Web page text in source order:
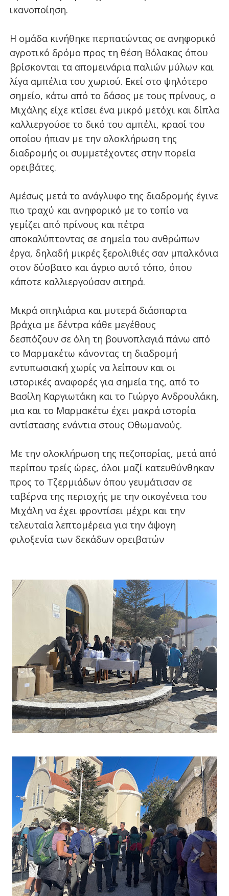
ικανοποίηση.
Η ομάδα κινήθηκε περπατώντας σε ανηφορικό
αγροτικό δρόμο προς τη θέση Βόλακας όπου
βρίσκονται τα απομεινάρια παλιών μύλων και
λίγα αμπέλια του χωριού. Εκεί στο ψηλότερο
σημείο, κάτω από το δάσος με τους πρίνους, ο
Μιχάλης είχε κτίσει ένα μικρό μετόχι και δίπλα
καλλιεργούσε το δικό του αμπέλι, κρασί του
οποίου ήπιαν με την ολοκλήρωση της
διαδρομής οι συμμετέχοντες στην πορεία
ορειβάτες.
Αμέσως μετά το ανάγλυφο της διαδρομής έγινε
πιο τραχύ και ανηφορικό με το τοπίο να
γεμίζει από πρίνους και πέτρα
αποκαλύπτοντας σε σημεία του ανθρώπων
έργα, δηλαδή μικρές ξερολιθιές σαν μπαλκόνια
στον δύσβατο και άγριο αυτό τόπο, όπου
κάποτε καλλιεργούσαν σιτηρά.
Μικρά σπηλιάρια και μυτερά διάσπαρτα
βράχια με δέντρα κάθε μεγέθους
δεσπόζουν σε όλη τη βουνοπλαγιά πάνω από
το Μαρμακέτω κάνοντας τη διαδρομή
εντυπωσιακή χωρίς να λείπουν και οι
ιστορικές αναφορές για σημεία της, από το
Βασίλη Καργιωτάκη και το Γιώργο Ανδρουλάκη,
μια και το Μαρμακέτω έχει μακρά ιστορία
αντίστασης ενάντια στους Οθωμανούς.
Με την ολοκλήρωση της πεζοπορίας, μετά από
περίπου τρείς ώρες, όλοι μαζί κατευθύνθηκαν
προς το Τζερμιάδων όπου γευμάτισαν σε
ταβέρνα της περιοχής με την οικογένεια του
Μιχάλη να έχει φροντίσει μέχρι και την
τελευταία λεπτομέρεια για την άψογη
φιλοξενία των δεκάδων ορειβατών